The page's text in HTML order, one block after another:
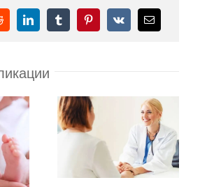
LinkedInTumblrPinterest
Vk
поща: